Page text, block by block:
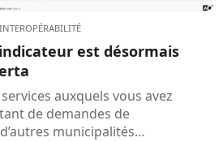
INTEROPÉRABILITÉ
est désormais
auxquels vous avez
de demandes de
municipalités